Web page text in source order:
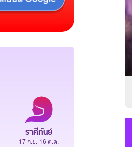
ราศีกันย์
17 ก.ย.-16 ต.ค.